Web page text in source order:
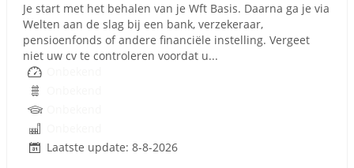
Je start met het behalen van je Wft Basis. Daarna ga je via
Welten aan de slag bij een bank, verzekeraar,
pensioenfonds of andere financiële instelling. Vergeet
niet uw cv te controleren voordat u...
Laatste update: 8-8-2026